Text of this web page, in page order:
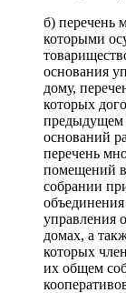
б) перечень
которыми
основания
дому,
которых
предыдущем
оснований
перечень
помещений
собрании
управления
домах, а
которых
их общем